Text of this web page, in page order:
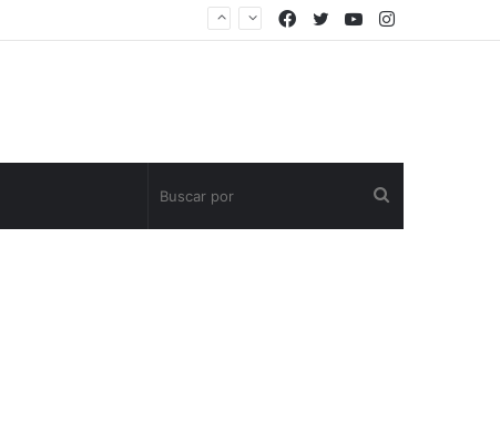
YouTube
Twitter
Facebook